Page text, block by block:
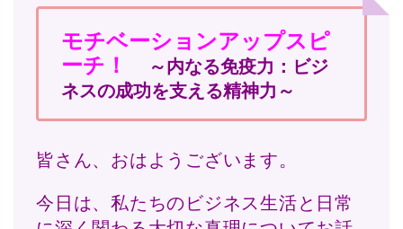
モチベーションアップスピ
ーチ！
～内なる免疫力：ビジ
ネスの成功を支える精神力～
皆さん、おはようございます。
今日は、私たちのビジネス生活と日常